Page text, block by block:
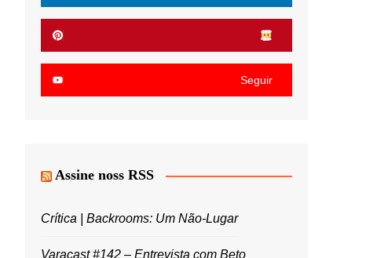
Seguir
Assine noss RSS
Crítica | Backrooms: Um Não-Lugar
Varacast #142 – Entrevista com Beto